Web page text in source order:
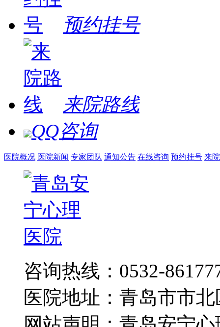
预约挂号
来院路线
QQ咨询
医院概况 医院新闻 专家团队 通知公告 在线咨询 预约挂号 来
咨询热线：0532-
医院地址：青岛市市